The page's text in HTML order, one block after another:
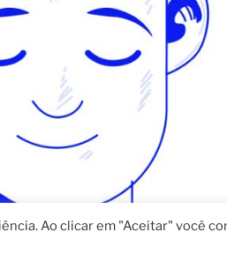
Ao clicar em "Aceitar" você